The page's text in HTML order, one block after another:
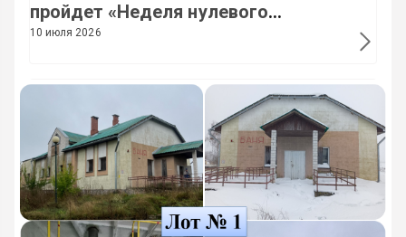
пройдет «Неделя нулевого
травматизма»
10 июля 2026